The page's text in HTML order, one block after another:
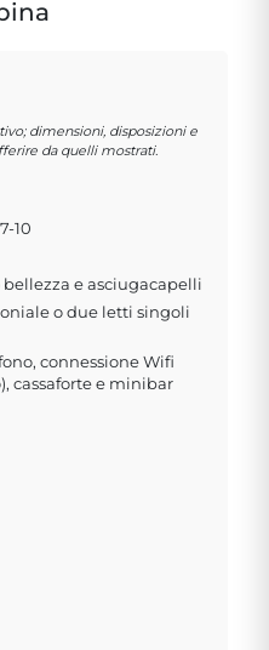
dimensioni, disposizioni e
da quelli mostrati.
10
e asciugacapelli
o due letti singoli
connessione Wifi
cassaforte e minibar